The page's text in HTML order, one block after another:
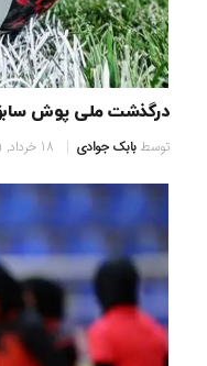
درگذشت ملی پوش
توسطبابک جوادی 18 خرداد, 1401